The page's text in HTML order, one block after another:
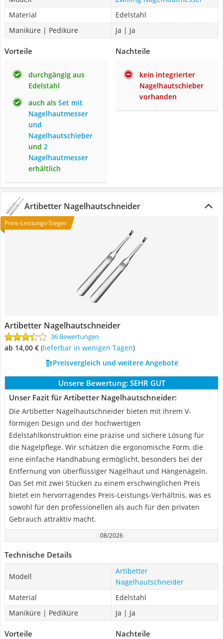
Material
Edelstahl
Maniküre | Pediküre
Ja | Ja
Vorteile
durchgängig aus
Edelstahl
auch als Set mit
Nagelhautmesser
und
Nagelhautschieber
und 2
Nagelhautmesser
erhältlich
Nachteile
kein integrierter
Nagelhautschieber
vorhanden
Artibetter Nagelhautschneider
Preis-Leistungs-Sieger
Artibetter Nagelhautschneider
36 Bewertungen
ab 14,00 € ( Lieferbar in wenigen Tagen)
Preisvergleich und weitere Angebote
Unsere Bewertung: SEHR GUT
Unser Fazit für Artibetter Nagelhautschneider:
Die Artibetter Nagelhautschneider bieten mit ihrem V-
förmigen Design und der hochwertigen
Edelstahlkonstruktion eine präzise und sichere Lösung für
die Nagelpflege. Wir schätzen die ergonomische Form, die
eine einfache Handhabung ermöglicht, besonders bei der
Entfernung von überflüssiger Nagelhaut und Hängenägeln.
Das Set mit zwei Stücken zu einem erschwinglichen Preis
bietet ein hervorragendes Preis-Leistungs-Verhältnis, was es
sowohl für den professionellen als auch für den privaten
Gebrauch attraktiv macht.
08/2026
Technische Details
Modell
Artibetter
Nagelhautschneider
Material
Edelstahl
Maniküre | Pediküre
Ja | Ja
Vorteile Nachteile